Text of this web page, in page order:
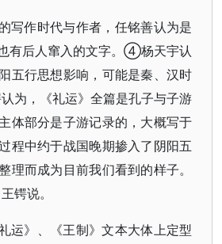
写作时代与作者，任铭善认为是
有后人窜入的文字。④杨天宇认
五行思想影响，可能是秦、汉时
为，《礼运》全篇是孔子与子游
体部分是子游记录的，大概写于
程中约于战国晚期掺入了阴阳五
理而成为目前我们看到的样子。
锷说。
运》、《王制》文本大体上定型